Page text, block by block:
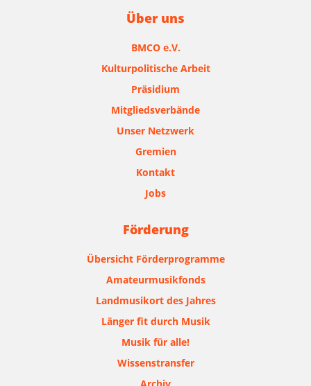
Über uns
BMCO e.V.
Kulturpolitische Arbeit
Präsidium
Mitgliedsverbände
Unser Netzwerk
Gremien
Kontakt
Jobs
Förderung
Übersicht Förderprogramme
Amateurmusikfonds
Landmusikort des Jahres
Länger fit durch Musik
Musik für alle!
Wissenstransfer